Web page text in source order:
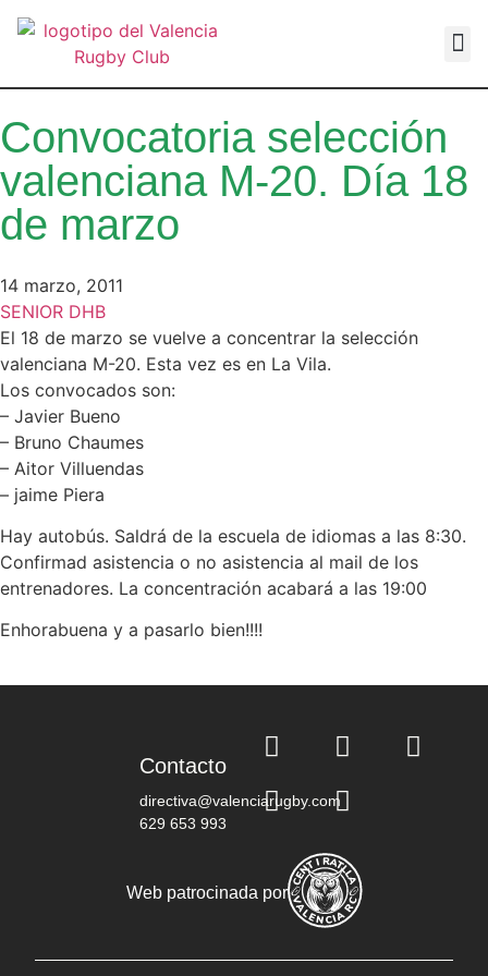
Convocatoria selección
valenciana M-20. Día 18
de marzo
14 marzo, 2011
SENIOR DHB
El 18 de marzo se vuelve a concentrar la selección
valenciana M-20. Esta vez es en La Vila.
Los convocados son:
– Javier Bueno
– Bruno Chaumes
– Aitor Villuendas
– jaime Piera
Hay autobús. Saldrá de la escuela de idiomas a las 8:30.
Confirmad asistencia o no asistencia al mail de los
entrenadores. La concentración acabará a las 19:00
Enhorabuena y a pasarlo bien!!!!
Contacto
directiva@valenciarugby.com
629 653 993
Web patrocinada por